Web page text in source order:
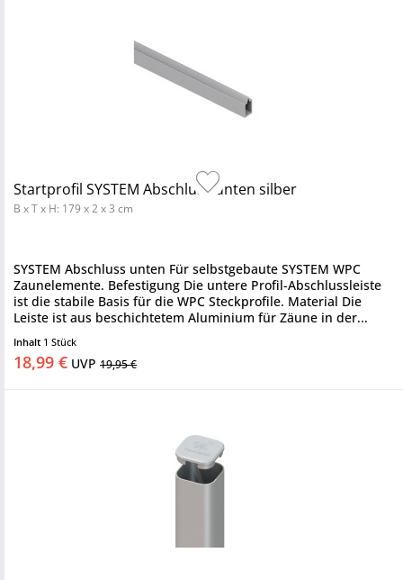
Startprofil SYSTEM Abschluss unten silber
B x T x H: 179 x 2 x 3 cm
SYSTEM Abschluss unten Für selbstgebaute SYSTEM WPC
Zaunelemente. Befestigung Die untere Profil-Abschlussleiste
ist die stabile Basis für die WPC Steckprofile. Material Die
Leiste ist aus beschichtetem Aluminium für Zäune in der...
Inhalt 1 Stück
18,99 € UVP 19,95 €